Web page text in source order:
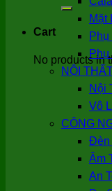
Cart
No products in
Mặt
Phụ
NỘI
Nội
Vô
CÔNG
Đèn
Âm
An